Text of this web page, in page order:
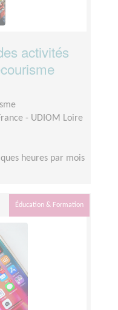
activités
- UDIOM Loire
heures par mois
Éducation & Formation